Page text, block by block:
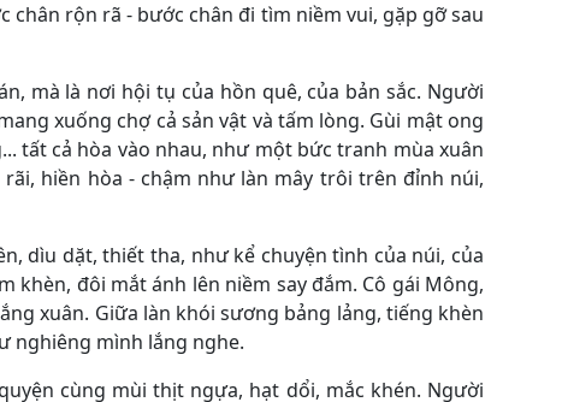
rộn rã - bước chân đi tìm niềm vui, gặp gỡ sau
mà là nơi hội tụ của hồn quê, của bản sắc. Người
xuống chợ cả sản vật và tấm lòng. Gùi mật ong
tất cả hòa vào nhau, như một bức tranh mùa xuân
hiền hòa - chậm như làn mây trôi trên đỉnh núi,
dìu dặt, thiết tha, như kể chuyện tình của núi, của
khèn, đôi mắt ánh lên niềm say đắm. Cô gái Mông,
xuân. Giữa làn khói sương bảng lảng, tiếng khèn
nghiêng mình lắng nghe.
cùng mùi thịt ngựa, hạt dổi, mắc khén. Người